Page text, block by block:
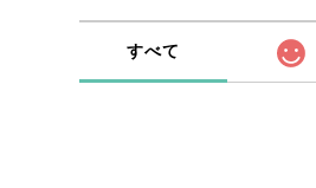
すべて